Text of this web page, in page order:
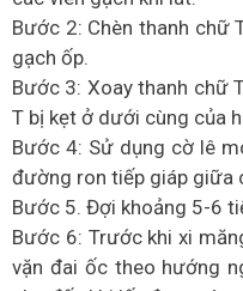
Bước 2: Chèn thanh chữ
gạch ốp.
Bước 3: Xoay thanh chữ
T bị kẹt ở dưới cùng của
Bước 4: Sử dụng cờ lê
đường ron tiếp giáp giữa
Bước 5. Đợi khoảng 5-6
Bước 6: Trước khi xi
vặn đai ốc theo hướng